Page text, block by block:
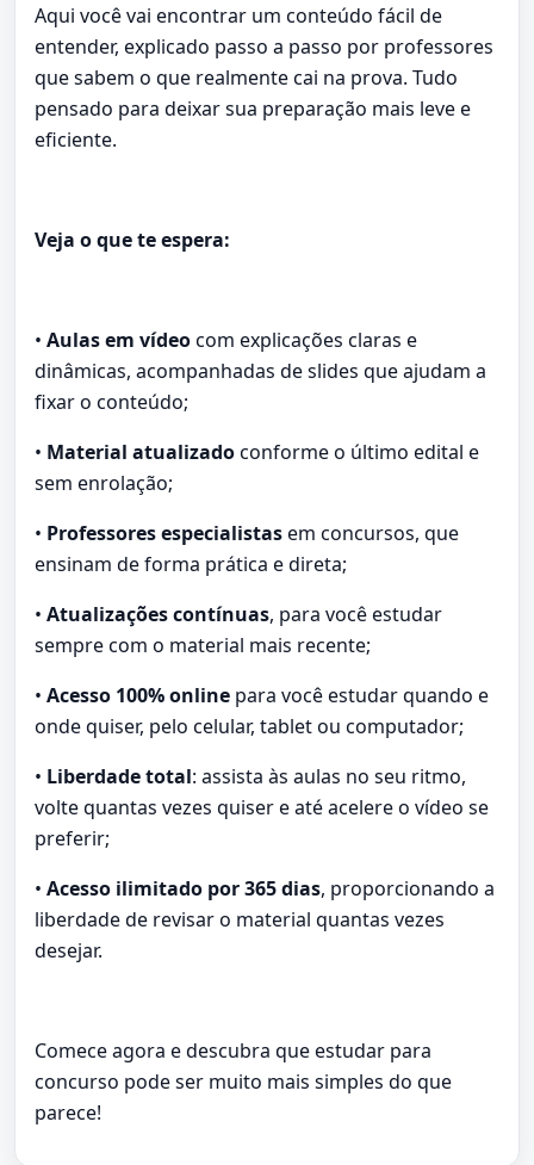
Aqui você vai encontrar um conteúdo fácil de
entender, explicado passo a passo por professores
que sabem o que realmente cai na prova. Tudo
pensado para deixar sua preparação mais leve e
eficiente.
Veja o que te espera:
• Aulas em vídeocom explicações claras e
dinâmicas, acompanhadas de slides que ajudam a
fixar o conteúdo;
• Material atualizadoconforme o último edital e
sem enrolação;
• Professores especialistasem concursos, que
ensinam de forma prática e direta;
• Atualizações contínuas, para você estudar
sempre com o material mais recente;
• Acesso 100% online para você estudar quando e
onde quiser, pelo celular, tablet ou computador;
• Liberdade total: assista às aulas no seu ritmo,
volte quantas vezes quiser e até acelere o vídeo se
preferir;
• Acesso ilimitado por 365 dias, proporcionando a
liberdade de revisar o material quantas vezes
desejar.
Comece agora e descubra que estudar para
concurso pode ser muito mais simples do que
parece!